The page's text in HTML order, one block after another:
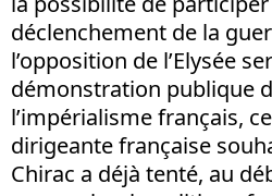
déclenchement de la
l’opposition de l’Elysée
démonstration publique
l’impérialisme français,
dirigeante française
Chirac a déjà tenté, au